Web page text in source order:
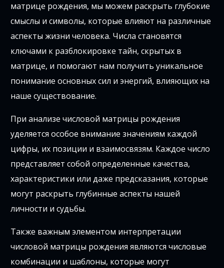
матрице рождения, мы можем раскрыть глубокие
смыслы и символы, которые влияют на различные
аспекты жизни человека. Числа становятся
ключами к разблокировке тайн, скрытых в
матрице, и помогают нам получить уникальное
понимание основных сил и энергий, влияющих на
наше существование.
При анализе числовой матрицы рождения
уделяется особое внимание значениям каждой
цифры, их позиции и взаимосвязям. Каждое число
представляет собой определенные качества,
характеристики или даже предсказания, которые
могут раскрыть глубинные аспекты нашей
личности и судьбы.
Также важным элементом интерпретации
числовой матрицы рождения являются числовые
комбинации и шаблоны, которые могут